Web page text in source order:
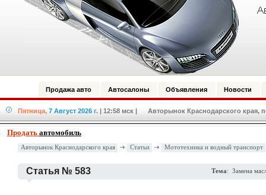
Продажа авто Автосалоны Объявления Новости
Пятница, 7 Август 2026 г. | 12:58 мск | Авторынок Краснодарского края,
Продать автомобиль
Авторынок Краснодарского края Статьи Мототехника и водный транспорт
Статья № 583 Тема: Замена